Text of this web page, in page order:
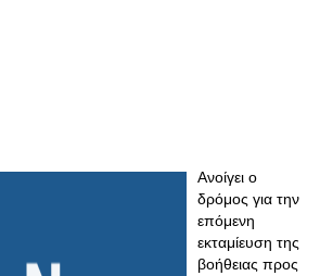
Ανοίγει ο
δρόμος για την
επόμενη
εκταμίευση της
βοήθειας προς